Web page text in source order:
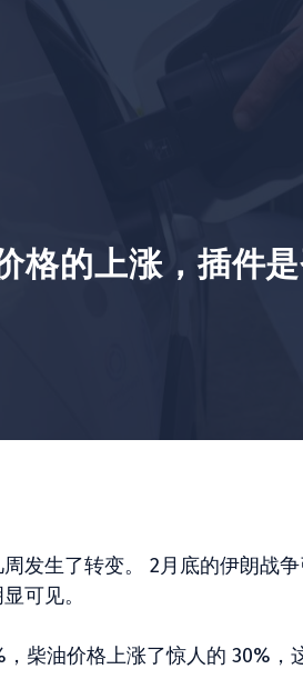
格的上涨，插件
发生了转变。 2月底的伊朗战
可见。
柴油价格上涨了惊人的 30%，